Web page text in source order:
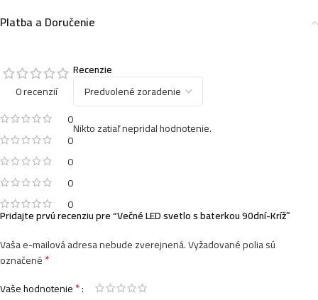
Platba a Doručenie
0 recenzií
0
0
0
0
0
Recenzie
Nikto zatiaľ nepridal hodnotenie.
Pridajte prvú recenziu pre “Večné LED svetlo s baterkou 90dní-Kríž”
Vaša e-mailová adresa nebude zverejnená.Vyžadované polia sú
označené*
Vaše hodnotenie*